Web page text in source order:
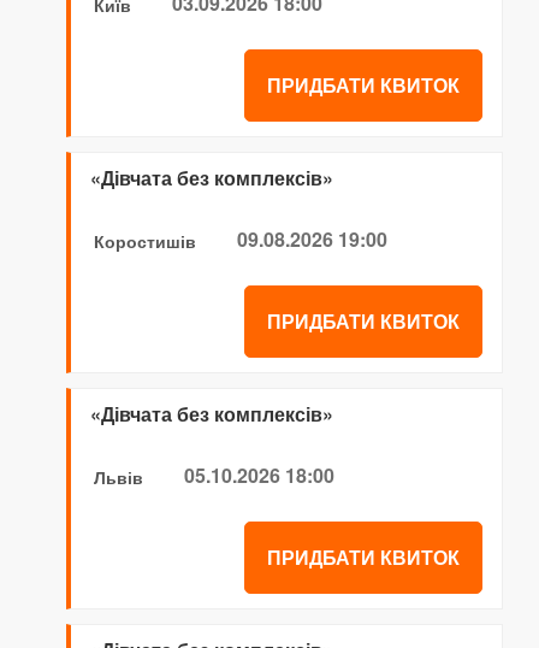
Київ
ПРИДБАТИ КВИТОК
«Дівчата без комплексів»
Коростишів 09.08.2026 19:00
ПРИДБАТИ КВИТОК
«Дівчата без комплексів»
Львів 05.10.2026 18:00
ПРИДБАТИ КВИТОК